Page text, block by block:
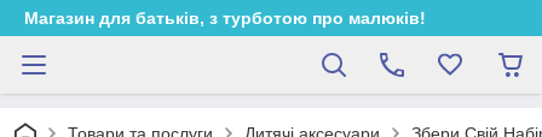
Магазин для батьків, з турботою про малюків!